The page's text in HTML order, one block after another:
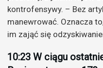
kontrofensywy. – Bez
manewrować. Oznacza
im zająć się
10:23 W ciągu